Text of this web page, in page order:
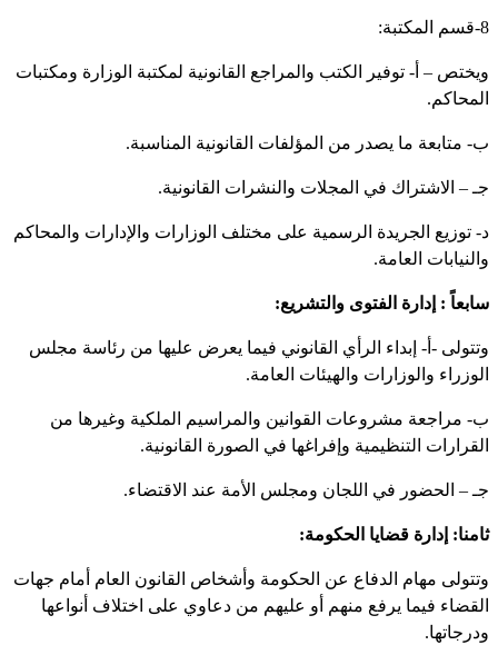
8-قسم المكتبة:
ويختص – أ- توفير الكتب والمراجع القانونية لمكتبة الوزارة ومكتبات
المحاكم.
ب- متابعة ما يصدر من المؤلفات القانونية المناسبة.
جـ – الاشتراك في المجلات والنشرات القانونية.
د- توزيع الجريدة الرسمية على مختلف الوزارات والإدارات والمحاكم
والنيابات العامة.
سابعاً : إدارة الفتوى والتشريع:
وتتولى -أ- إبداء الرأي القانوني فيما يعرض عليها من رئاسة مجلس
الوزراء والوزارات والهيئات العامة.
ب- مراجعة مشروعات القوانين والمراسيم الملكية وغيرها من
القرارات التنظيمية وإفراغها في الصورة القانونية.
جـ – الحضور في اللجان ومجلس الأمة عند الاقتضاء.
ثامنا: إدارة قضايا الحكومة:
وتتولى مهام الدفاع عن الحكومة وأشخاص القانون العام أمام جهات
القضاء فيما يرفع منهم أو عليهم من دعاوي على اختلاف أنواعها
ودرجاتها.